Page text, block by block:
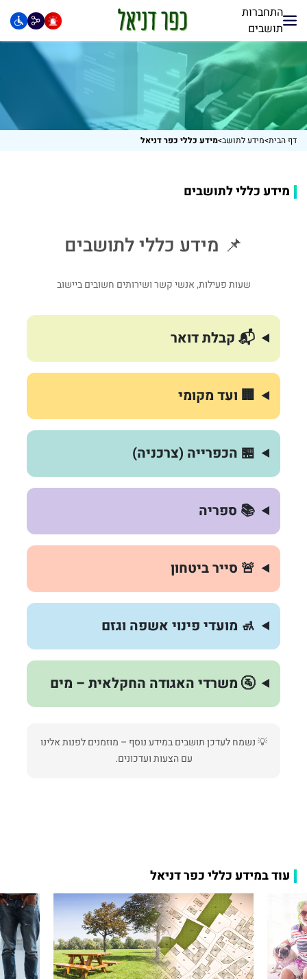
התחברות
תושבים
דף הבית>מידע לתושב>מידע כללי כפר דניאל
מידע כללי לתושבים
📌 מידע כללי לתושבים
שעות פעילות, אנשי קשר ושירותים חשובים ביישוב
📬 קבלת דואר
🏢 ועד מקומי
🏪 הכפרייה (צרכניה)
📚 ספריה
🚨 סייר ביטחון
🚮 מועדי פינוי אשפה וגזם
🚰 משרדי האגודה החקלאית – מים
💡 נשמח לעדכן תושבים במידע נוסף – מוזמנים לפנות אלינו
עם הצעות ועדכונים.
עוד במידע כללי כפר דניאל